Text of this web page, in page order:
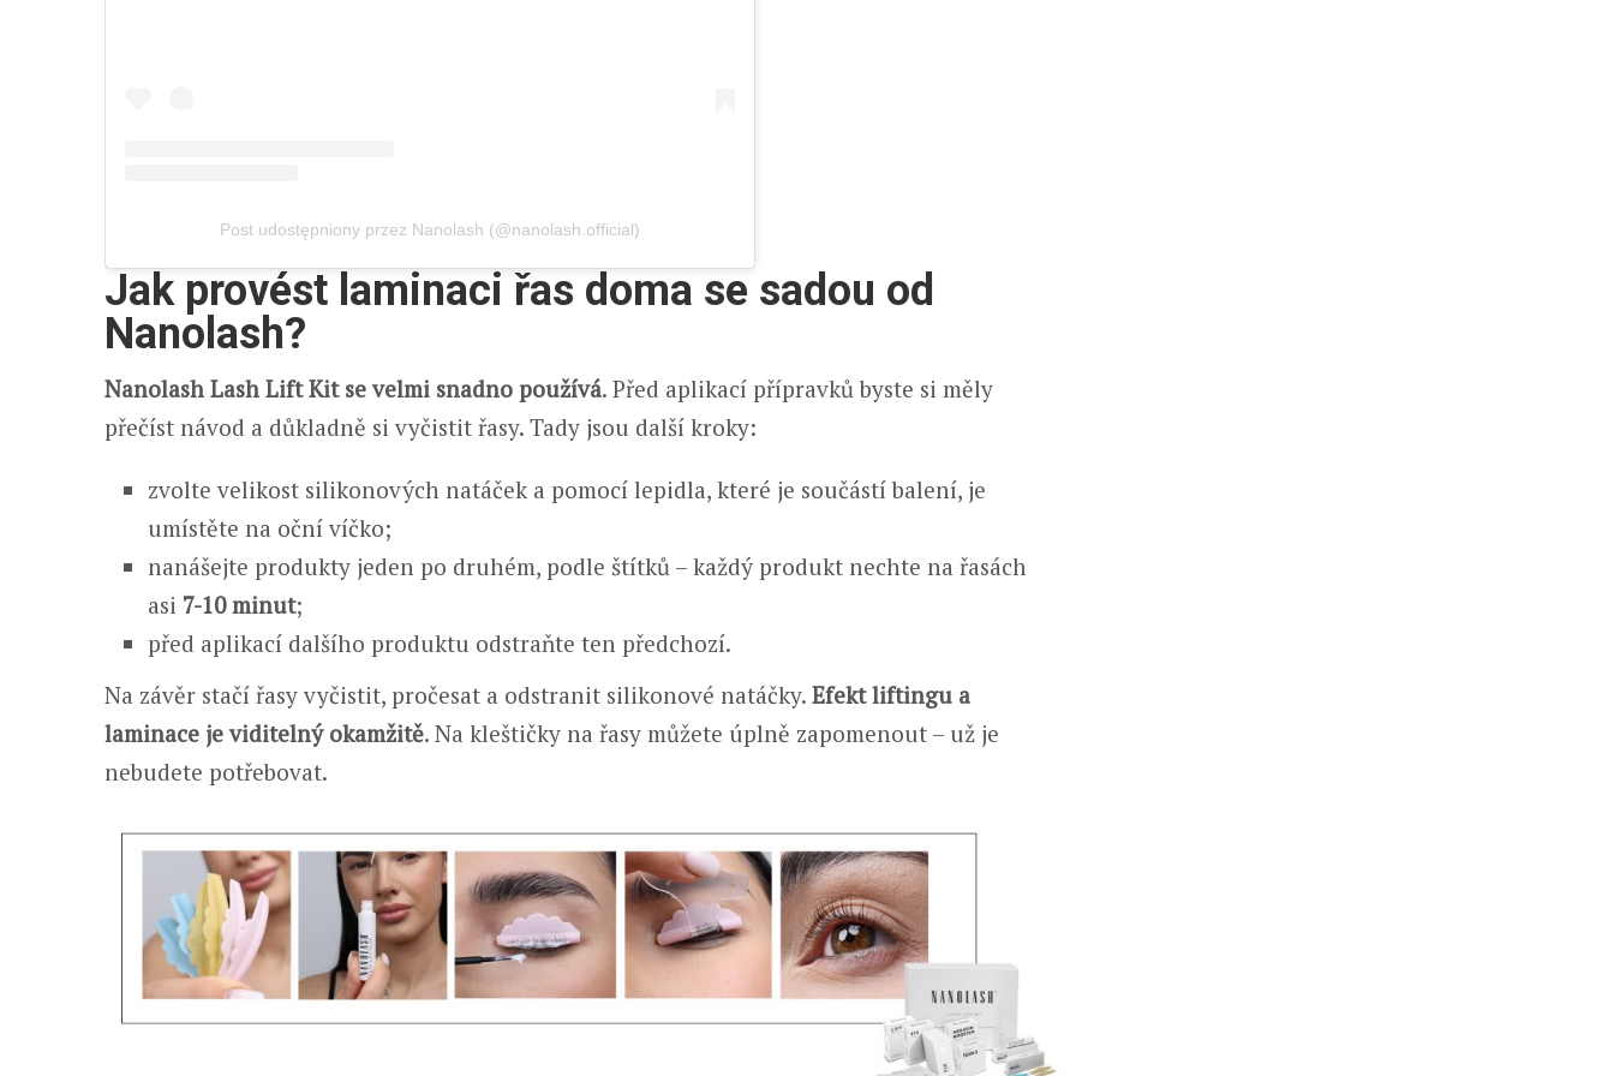
Post udostępniony przez Nanolash (@nanolash.official)
Jak provést laminaci řas doma se sadou od
Nanolash?
Nanolash Lash Lift Kit se velmi snadno používá. Před aplikací přípravků byste si měly
přečíst návod a důkladně si vyčistit řasy. Tady jsou další kroky:
zvolte velikost silikonových natáček a pomocí lepidla, které je součástí balení, je
umístěte na oční víčko;
nanášejte produkty jeden po druhém, podle štítků – každý produkt nechte na řasách
asi 7-10 minut;
před aplikací dalšího produktu odstraňte ten předchozí.
Na závěr stačí řasy vyčistit, pročesat a odstranit silikonové natáčky. Efekt liftingu a
laminace je viditelný okamžitě. Na kleštičky na řasy můžete úplně zapomenout – už je
nebudete potřebovat.